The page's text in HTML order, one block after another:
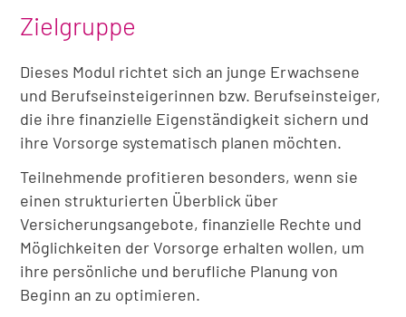
Zielgruppe
Dieses Modul richtet sich an junge Erwachsene
und Berufseinsteigerinnen bzw. Berufseinsteiger,
die ihre finanzielle Eigenständigkeit sichern und
ihre Vorsorge systematisch planen möchten.
Teilnehmende profitieren besonders, wenn sie
einen strukturierten Überblick über
Versicherungsangebote, finanzielle Rechte und
Möglichkeiten der Vorsorge erhalten wollen, um
ihre persönliche und berufliche Planung von
Beginn an zu optimieren.